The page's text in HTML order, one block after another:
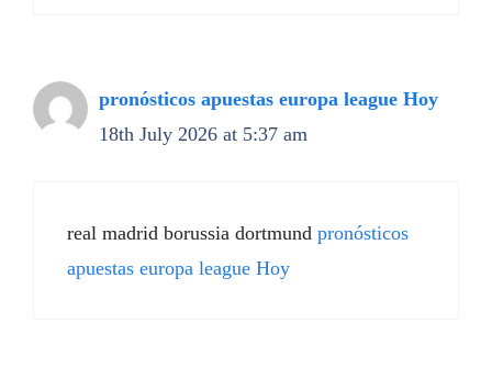
pronósticos apuestas europa league Hoy
18th July 2026 at 5:37 am
real madrid borussia dortmund pronósticos
apuestas europa league Hoy